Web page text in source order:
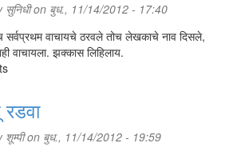
सुनिधीon बुध., 11/14/2012 - 17:40
वाचायचे ठरवले तोच लेखकाचे नाव दिसले,
वाचायला. झक्कास लिहिलाय.
शूम्पीon बुध., 11/14/2012 - 19:59